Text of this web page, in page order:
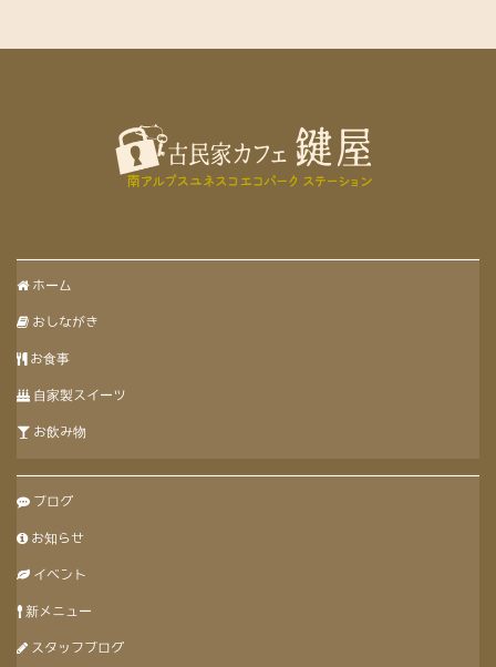
ホーム
おしながき
お食事
自家製スイーツ
お飲み物
ブログ
お知らせ
イベント
新メニュー
スタッフブログ